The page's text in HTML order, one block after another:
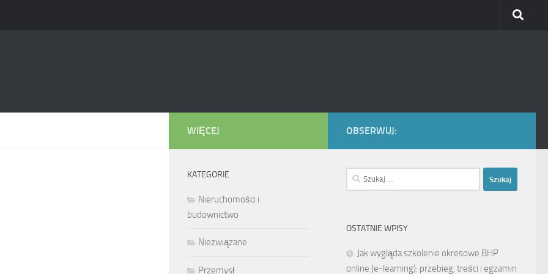
OBSERWUJ:
Szukaj:
OSTATNIE WPISY
Jak wygląda szkolenie okresowe BHP
online (e-learning): przebieg, treści i egzamin
WIĘCEJ
KATEGORIE
Nieruchomości i
budownictwo
Niezwiązane
Przemysł